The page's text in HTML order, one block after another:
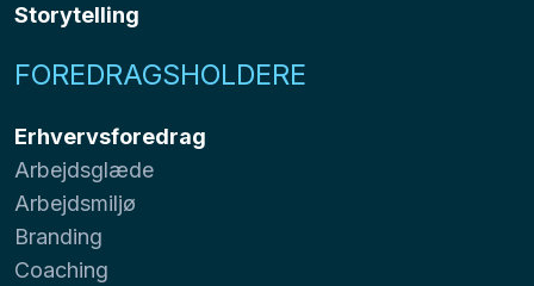
Storytelling
FOREDRAGSHOLDERE
Erhvervsforedrag
Arbejdsglæde
Arbejdsmiljø
Branding
Coaching